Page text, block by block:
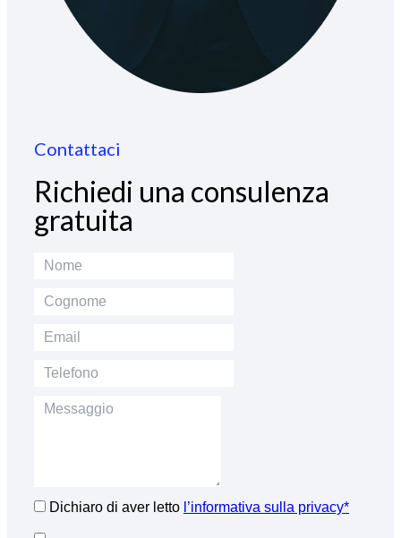
Contattaci
Richiedi una consulenza
gratuita
Dichiaro di aver letto l’informativa sulla privacy*